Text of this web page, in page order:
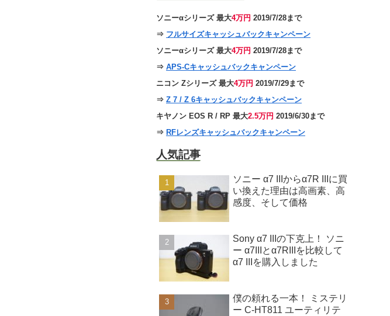
ソニーαシリーズ 最大4万円 2019/7/28まで
⇒ フルサイズキャッシュバックキャンペーン
ソニーαシリーズ 最大4万円 2019/7/28まで
⇒ APS-Cキャッシュバックキャンペーン
ニコン Zシリーズ 最大4万円 2019/7/29まで
⇒ Z 7 / Z 6キャッシュバックキャンペーン
キヤノン EOS R / RP 最大2.5万円 2019/6/30まで
⇒ RFレンズキャッシュバックキャンペーン
人気記事
ソニー α7 IIIからα7R IIIに買
い換えた理由は高画素、高
感度、そして価格
Sony α7 IIIの下克上！ ソニ
ー α7IIIとα7RIIIを比較して
α7 IIIを購入しました
僕の頼れる一本！ ミステリ
ー C-HT811 ユーティリテ